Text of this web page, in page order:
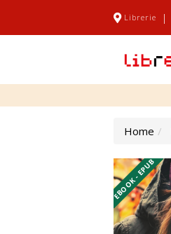
Librerie |
Home
EBOOK - EPUB